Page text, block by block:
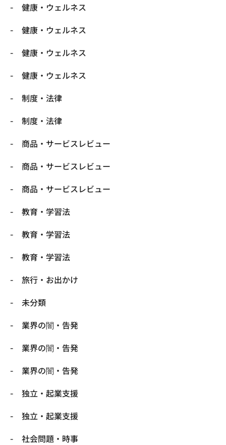
健康・ウェルネス
健康・ウェルネス
健康・ウェルネス
健康・ウェルネス
制度・法律
制度・法律
商品・サービスレビュー
商品・サービスレビュー
商品・サービスレビュー
教育・学習法
教育・学習法
教育・学習法
旅行・お出かけ
未分類
業界の闇・告発
業界の闇・告発
業界の闇・告発
独立・起業支援
独立・起業支援
社会問題・時事